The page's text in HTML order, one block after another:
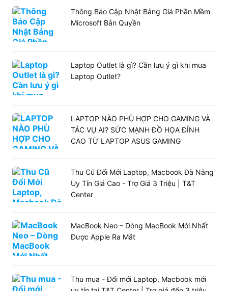
Thông Báo Cập Nhật Bảng Giá Phần Mềm
Microsoft Bản Quyền
Laptop Outlet là gì? Cần lưu ý gì khi mua
Laptop Outlet?
LAPTOP NÀO PHÙ HỢP CHO GAMING VÀ
TÁC VỤ AI? SỨC MẠNH ĐỒ HỌA ĐỈNH
CAO TỪ LAPTOP ASUS GAMING
Thu Cũ Đổi Mới Laptop, Macbook Đà Nẵng
Uy Tín Giá Cao - Trợ Giá 3 Triệu | T&T
Center
MacBook Neo – Dòng MacBook Mới Nhất
Được Apple Ra Mắt
Thu mua - Đổi mới Laptop, Macbook mới